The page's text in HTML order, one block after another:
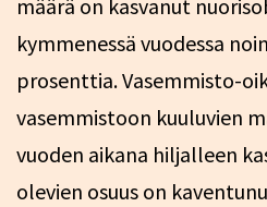
määrä on kasvanut
kymmenessä vuodessa
prosenttia. Vasemmisto-
vasemmistoon kuuluvien
vuoden aikana hiljalleen
olevien osuus on